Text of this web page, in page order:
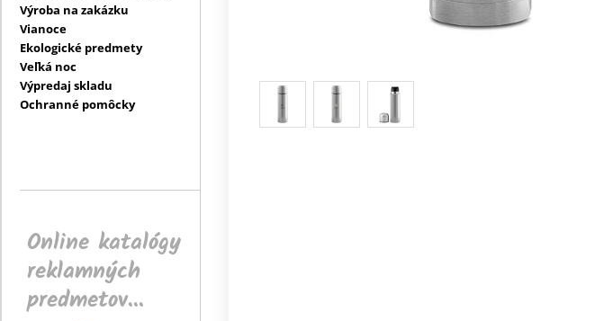
Výroba na zakázku
Vianoce
Ekologické predmety
Veľká noc
Výpredaj skladu
Ochranné pomôcky
Online katalógy
reklamných
predmetov...